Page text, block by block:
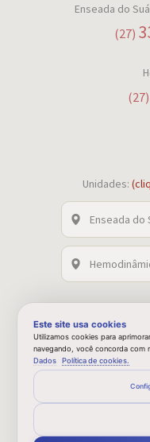
Enseada do Suá
(27)
(27)
Unidades:
Enseada do
Este site usa cookies
Utilizamos cookies para
navegando, você concorda
Dados
Política de cookies.